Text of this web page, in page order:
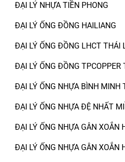
ĐẠI LÝ NHỰA TIỀN PHONG
ĐẠI LÝ ỐNG ĐỒNG HAILIANG
ĐẠI LÝ ỐNG ĐỒNG LHCT THÁI
ĐẠI LÝ ỐNG ĐỒNG TPCOPPER
ĐẠI LÝ ỐNG NHỰA BÌNH MINH
ĐẠI LÝ ỐNG NHỰA ĐỆ NHẤT
ĐẠI LÝ ỐNG NHỰA GÂN XOẮN
ĐẠI LÝ ỐNG NHỰA GÂN XOẮN